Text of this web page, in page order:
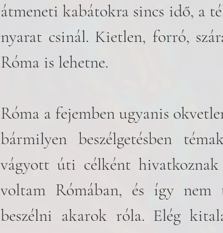
átmeneti kabátokra sincs idő, a
nyarat csinál. Kietlen, forró,
Róma is lehetne.
Róma a fejemben ugyanis
bármilyen beszélgetésben
vágyott úti célként
voltam Rómában, és így
beszélni akarok róla. Elég